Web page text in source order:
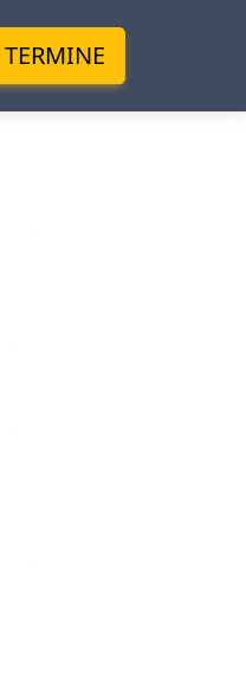
TERMINE